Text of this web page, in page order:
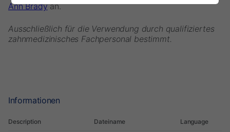
Ann Bradyan.
Ausschließlich für die Verwendung durch qualifiziertes
zahnmedizinisches Fachpersonal bestimmt.
Informationen
Description Dateiname Language